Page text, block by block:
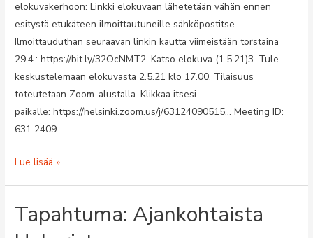
elokuvakerhoon: Linkki elokuvaan lähetetään vähän ennen
esitystä etukäteen ilmoittautuneille sähköpostitse.
Ilmoittauduthan seuraavan linkin kautta viimeistään torstaina
29.4.: https://bit.ly/32OcNMT2. Katso elokuva (1.5.21)3. Tule
keskustelemaan elokuvasta 2.5.21 klo 17.00. Tilaisuus
toteutetaan Zoom-alustalla. Klikkaa itsesi
paikalle: https://helsinki.zoom.us/j/63124090515… Meeting ID:
631 2409 …
Tapahtuma:
Lue lisää »
Tapahtuma: Ajankohtaista